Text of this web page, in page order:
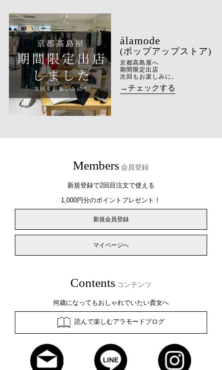
(ポップアップストア)
京都高島屋へ
期間限定出店
次回もお楽しみに。
→チェックする
Members 会員登録
新規登録で2回目注文で使える
1,000円分のポイントプレゼント！
新規会員登録
マイページへ
Contents コンテンツ
何歳になってもおしゃれでいたい貴女へ
読んで楽しむアラモードブログ